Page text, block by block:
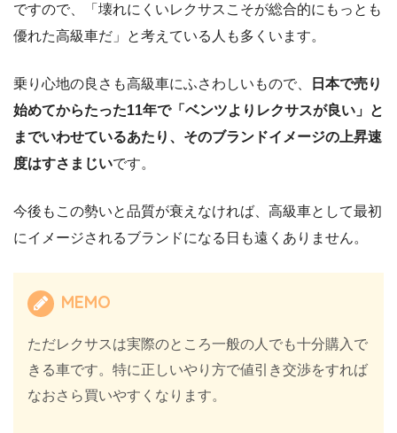
ですので、「壊れにくいレクサスこそが総合的にもっとも
優れた高級車だ」と考えている人も多くいます。
乗り心地の良さも高級車にふさわしいもので、
日本で売り
始めてからたった11年で「ベンツよりレクサスが良い」と
までいわせているあたり、そのブランドイメージの上昇速
度はすさまじいです。
今後もこの勢いと品質が衰えなければ、高級車として最初
にイメージされるブランドになる日も遠くありません。
MEMO
ただレクサスは実際のところ一般の人でも十分購入で
きる車です。特に正しいやり方で値引き交渉をすれば
なおさら買いやすくなります。